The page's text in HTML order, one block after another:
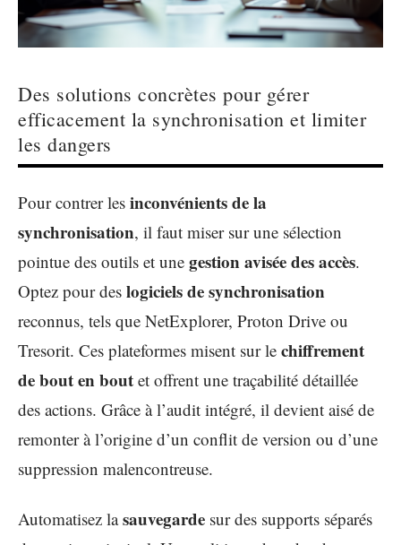
Des solutions concrètes pour gérer
efficacement la synchronisation et limiter
les dangers
Pour contrer les inconvénients de la
synchronisation, il faut miser sur une sélection
pointue des outils et une gestion avisée des accès.
Optez pour des logiciels de synchronisation
reconnus, tels que NetExplorer, Proton Drive ou
Tresorit. Ces plateformes misent sur le chiffrement
de bout en bout et offrent une traçabilité détaillée
des actions. Grâce à l’audit intégré, il devient aisé de
remonter à l’origine d’un conflit de version ou d’une
suppression malencontreuse.
Automatisez lasauvegarde sur des supports séparés